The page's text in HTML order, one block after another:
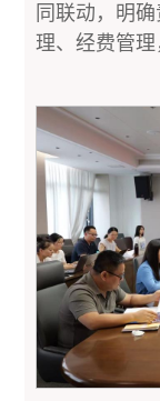
同联动，明
理、经费管理